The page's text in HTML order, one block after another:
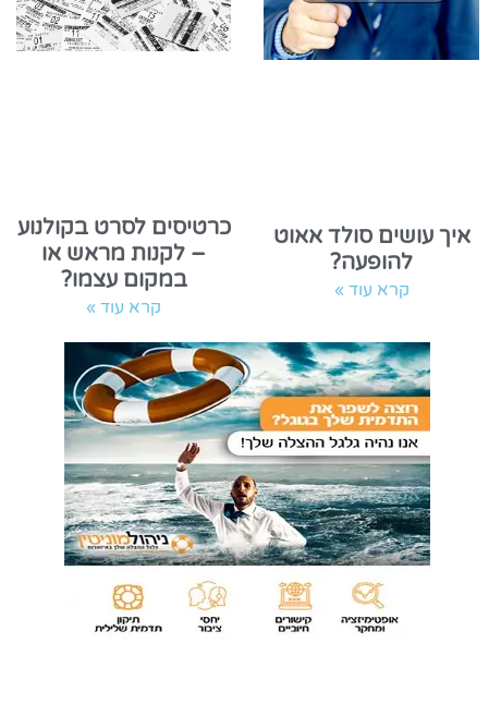
איך עושים סולד אאוט
להופעה?
קרא עוד »
כרטיסים לסרט בקולנוע
– לקנות מראש או
במקום עצמו?
קרא עוד »